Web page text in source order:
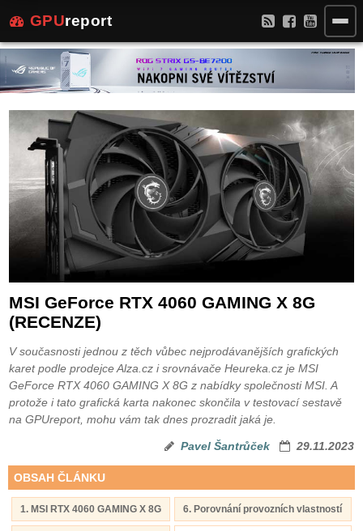
GPUreport
MSI GeForce RTX 4060 GAMING X 8G
(RECENZE)
V současnosti jednou z těch vůbec nejprodávanějších grafických
karet podle prodejce Alza.cz i srovnávače Heureka.cz je MSI
GeForce RTX 4060 GAMING X 8G z nabídky společnosti MSI. A
protože i tato grafická karta nakonec skončila v testovací sestavě
na GPUreport, mohu vám tak dnes prozradit jaká je.
Pavel Šantrůček 29.11.2023
OBSAH ČLÁNKU
1. MSI RTX 4060 GAMING X 8G 6. Porovnání provozních vlastností